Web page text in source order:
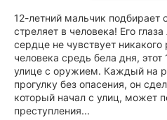
12-летний мальчик
стреляет в человека! Его
сердце не чувствует
человека средь бела дня,
улице с оружием. Каждый на
прогулку без опасения, он
который начал с улиц, может
преступления...